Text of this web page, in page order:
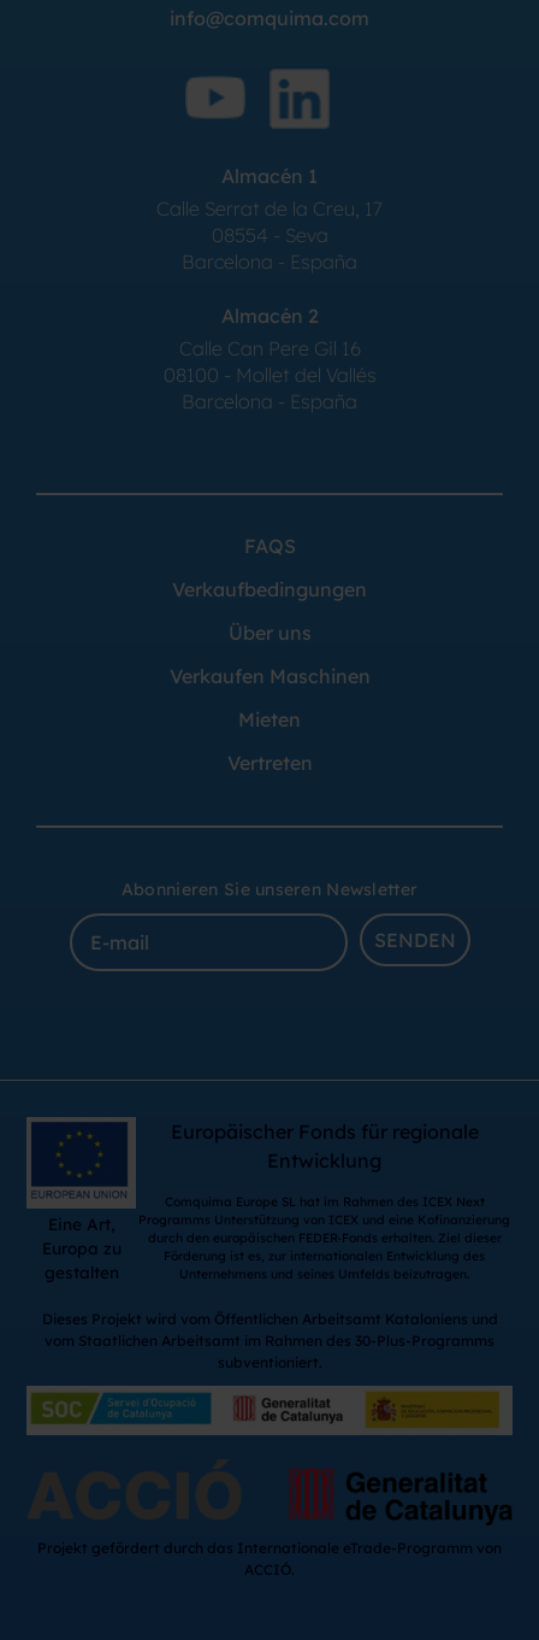
info@comquima.com
Almacén 1
Calle Serrat de la Creu, 17
08554 - Seva
Barcelona - España
Almacén 2
Calle Can Pere Gil 16
08100 - Mollet del Vallés
Barcelona - España
FAQS
Verkaufbedingungen
Über uns
Verkaufen Maschinen
Mieten
Vertreten
Abonnieren Sie unseren Newsletter
SENDEN
Eine Art,
Europa zu
gestalten
Europäischer Fonds für regionale
Entwicklung
Comquima Europe SL hat im Rahmen des ICEX Next
Programms Unterstützung von ICEX und eine Kofinanzierung
durch den europäischen FEDER-Fonds erhalten. Ziel dieser
Förderung ist es, zur internationalen Entwicklung des
Unternehmens und seines Umfelds beizutragen.
Dieses Projekt wird vom Öffentlichen Arbeitsamt Kataloniens und
vom Staatlichen Arbeitsamt im Rahmen des 30-Plus-Programms
subventioniert.
Projekt gefördert durch das Internationale eTrade-Programm von
ACCIÓ.